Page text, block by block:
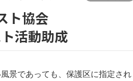
ト協会
活動助成
景であっても、保護区に指定され